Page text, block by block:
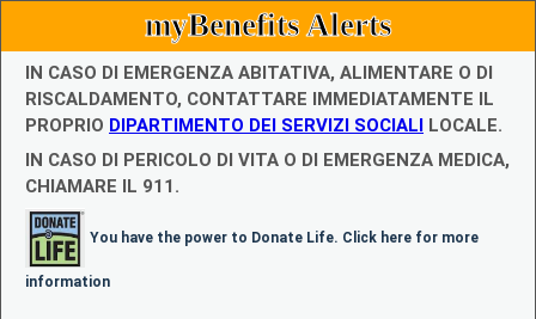
myBenefits Alerts
IN CASO DI EMERGENZA ABITATIVA, ALIMENTARE O DI
RISCALDAMENTO, CONTATTARE IMMEDIATAMENTE IL
PROPRIO DIPARTIMENTO DEI SERVIZI SOCIALI LOCALE.
IN CASO DI PERICOLO DI VITA O DI EMERGENZA MEDICA,
CHIAMARE IL 911.
You have the power to Donate Life. Click here for more
information